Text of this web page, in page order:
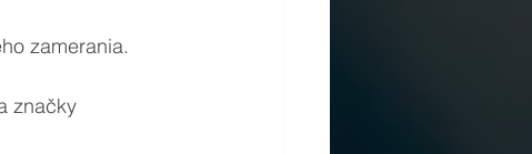
zamerania.
značky